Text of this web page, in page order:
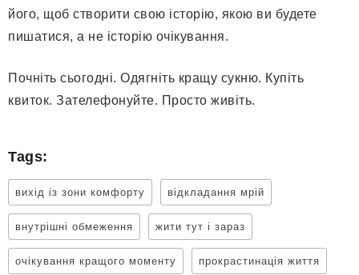
його, щоб створити свою історію, якою ви будете
пишатися, а не історію очікування.
Почніть сьогодні. Одягніть кращу сукню. Купіть
квиток. Зателефонуйте. Просто живіть.
Tags:
вихід із зони комфорту відкладання мрій
внутрішні обмеження жити тут і зараз
очікування кращого моменту прокрастинація життя